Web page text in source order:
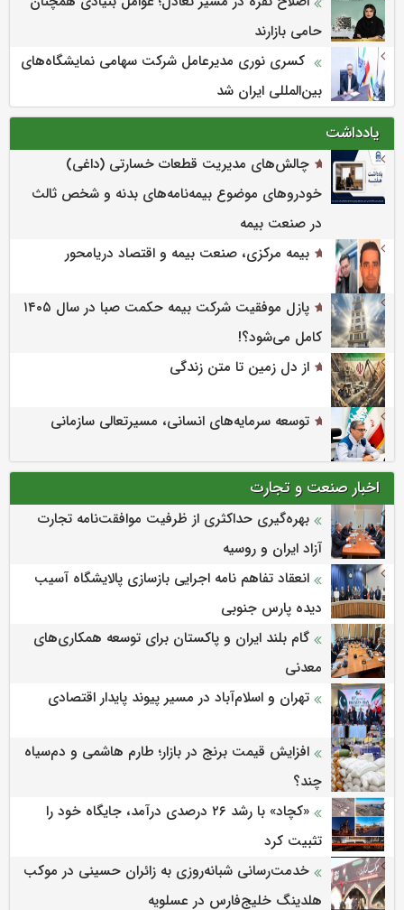
حامی بازارند
کسری نوری مدیرعامل شرکت سهامی نمایشگاه‌های
بین‌المللی ایران شد
یادداشت
چالش‌های مدیریت قطعات خسارتی (داغی)
خودروهای موضوع بیمه‌نامه‌های بدنه و شخص ثالث
در صنعت بیمه
بیمه مرکزی، صنعت بیمه و اقتصاد دریامحور
پازل موفقیت شرکت بیمه حکمت صبا در سال ۱۴۰۵
کامل می‌شود؟!
از دل زمین تا متن زندگی
توسعه سرمایه‌های انسانی، مسیرتعالی سازمانی
اخبار صنعت و تجارت
بهره‌گیری حداکثری از ظرفیت موافقت‌نامه تجارت
آزاد ایران و روسیه
انعقاد تفاهم نامه اجرایی بازسازی پالایشگاه آسیب
دیده پارس جنوبی
گام بلند ایران و پاکستان برای توسعه همکاری‌های
معدنی
تهران و اسلام‌آباد در مسیر پیوند پایدار اقتصادی
افزایش قیمت برنج در بازار؛ طارم هاشمی و دم‌سیاه
چند؟
«کچاد» با رشد ۲۶ درصدی درآمد، جایگاه خود را
تثبیت کرد
خدمت‌رسانی شبانه‌روزی به زائران حسینی در موکب
هلدینگ خلیج‌فارس در عسلویه